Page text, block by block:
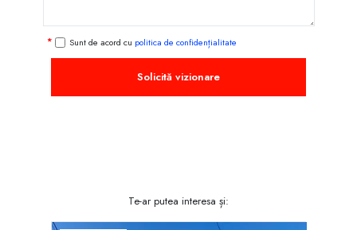
Sunt de acord cu politica de confidențialitate
Solicită vizionare
Te-ar putea interesa și: